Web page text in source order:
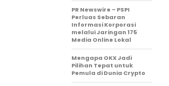
PR Newswire – PSPI
Perluas Sebaran
Informasi Korporasi
melalui Jaringan 175
Media Online Lokal
Mengapa OKX Jadi
Pilihan Tepat untuk
Pemula di Dunia Crypto